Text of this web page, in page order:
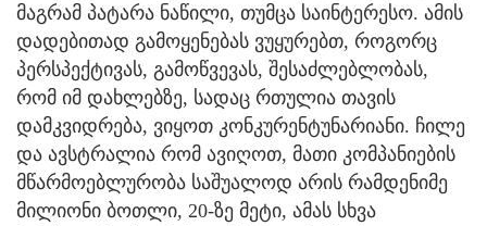
მაგრამ პატარა ნაწილი, თუმცა საინტერესო. ამის
დადებითად გამოყენებას ვუყურებთ, როგორც
პერსპექტივას, გამოწვევას, შესაძლებლობას,
რომ იმ დახლებზე, სადაც რთულია თავის
დამკვიდრება, ვიყოთ კონკურენტუნარიანი. ჩილე
და ავსტრალია რომ ავიღოთ, მათი კომპანიების
მწარმოებლურობა საშუალოდ არის რამდენიმე
მილიონი ბოთლი, 20-ზე მეტი, ამას სხვა